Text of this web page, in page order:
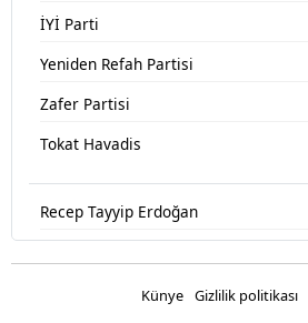
İYİ Parti
Yeniden Refah Partisi
Zafer Partisi
Tokat Havadis
Recep Tayyip Erdoğan
Künye Gizlilik politikası